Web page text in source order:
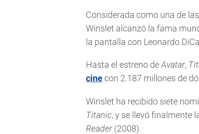
Considerada como una de
Winslet alcanzó la fama
la pantalla con Leonardo
Hasta el estreno deAvatar,
cinecon 2.187 millones de
Winslet ha recibido siete
Titanic, y se llevó finalmente
Reader(2008).